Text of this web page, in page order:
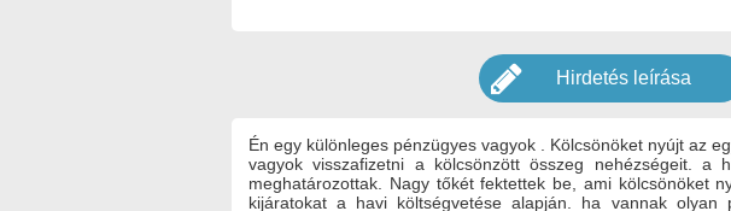
Hirdetés leírása
Én egy különleges pénzügyes vagyok . Kölcsönöket nyújt az
vagyok visszafizetni a kölcsönzött összeg nehézségeit. a
meghatározottak. Nagy tőkét fektettek be, ami kölcsönöket
kijáratokat a havi költségvetése alapján. ha vannak olyan